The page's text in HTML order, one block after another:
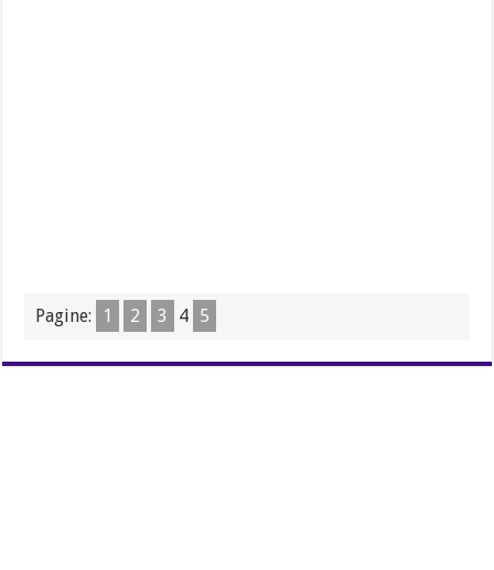
Pagine: 1 2 3 4 5